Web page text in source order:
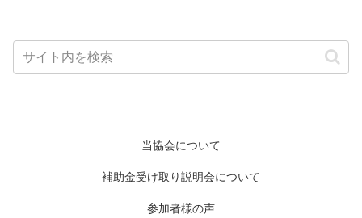
当協会について
補助金受け取り説明会について
参加者様の声